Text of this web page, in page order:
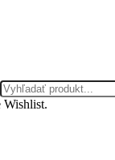
Search
Wishlist.